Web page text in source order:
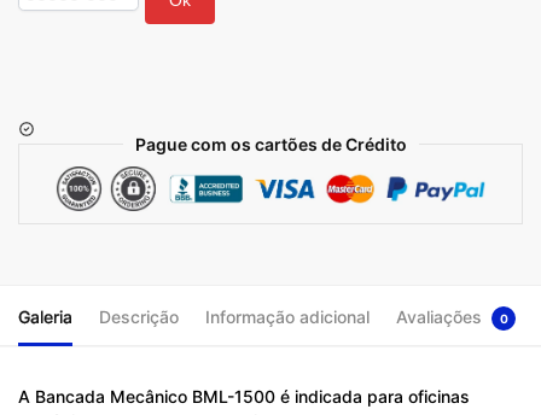
Pague com os cartões de Crédito
Galeria Descrição Informação adicional Avaliações 0
A Bancada Mecânico BML-1500 é indicada para oficinas